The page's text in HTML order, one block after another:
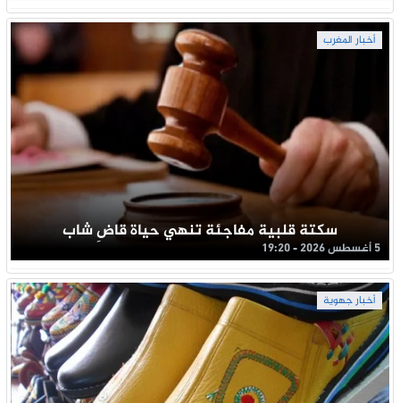
أخبار المغرب
سكتة قلبية مفاجئة تنهي حياة قاضِ شاب
5 أغسطس 2026 - 19:20
أخبار جهوية